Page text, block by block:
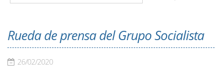
Rueda de prensa del Grupo Socialista
26/02/2020